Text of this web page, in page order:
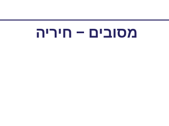
מסובים – חיריה